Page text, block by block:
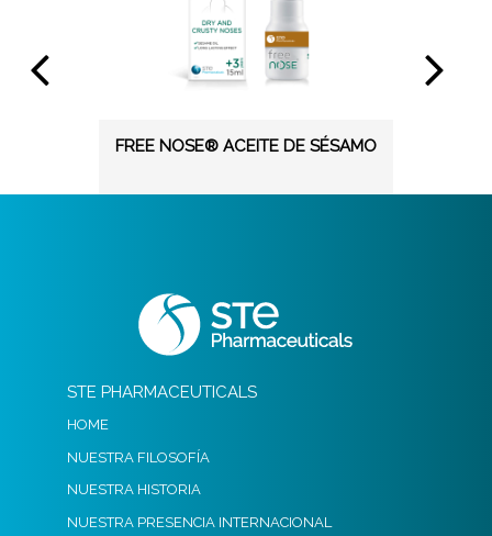
FREE NOSE® ACEITE DE SÉSAMO
STE PHARMACEUTICALS
HOME
NUESTRA FILOSOFÍA
NUESTRA HISTORIA
NUESTRA PRESENCIA INTERNACIONAL